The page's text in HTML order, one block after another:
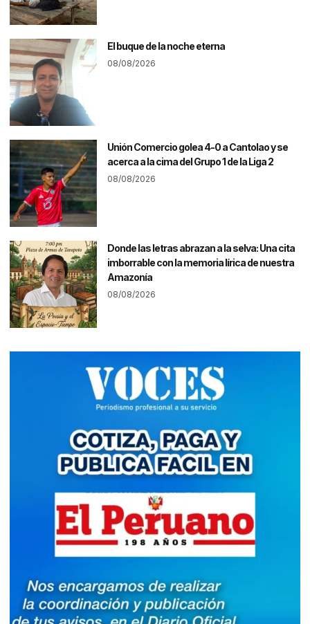
El buque de la noche eterna
08/08/2026
Unión Comercio golea 4-0 a Cantolao y se
acerca a la cima del Grupo 1 de la Liga 2
08/08/2026
Donde las letras abrazan a la selva: Una cita
imborrable con la memoria lírica de nuestra
Amazonía
08/08/2026